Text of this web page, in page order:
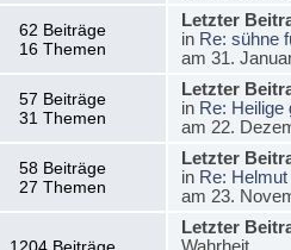
62 Beiträge
16 Themen
Letzter
in Re: sühne
am 31.
57 Beiträge
31 Themen
Letzter
in Re: Heilige
am 22.
58 Beiträge
27 Themen
Letzter
in Re:
am 23.
Letzter
Wahrheit